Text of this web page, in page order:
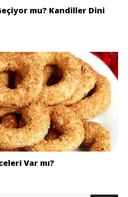
mu? Kandiller Dini
Var mı?